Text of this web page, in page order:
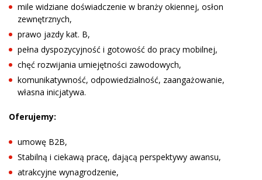
mile widziane doświadczenie w branży okiennej, osłon
zewnętrznych,
prawo jazdy kat. B,
pełna dyspozycyjność i gotowość do pracy mobilnej,
chęć rozwijania umiejętności zawodowych,
komunikatywność, odpowiedzialność, zaangażowanie,
własna inicjatywa.
Oferujemy:
umowę B2B,
Stabilną i ciekawą pracę, dającą perspektywy awansu,
atrakcyjne wynagrodzenie,